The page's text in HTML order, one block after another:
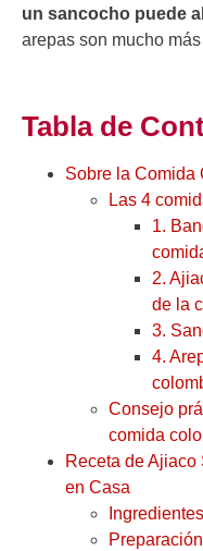
un sancocho puede
arepas son mucho
Tabla de
Sobre la Comida
Las 4
1.
2.
de la
3.
4.
Consejo
comida
Receta de Ajiaco
en Casa
Ingredientes